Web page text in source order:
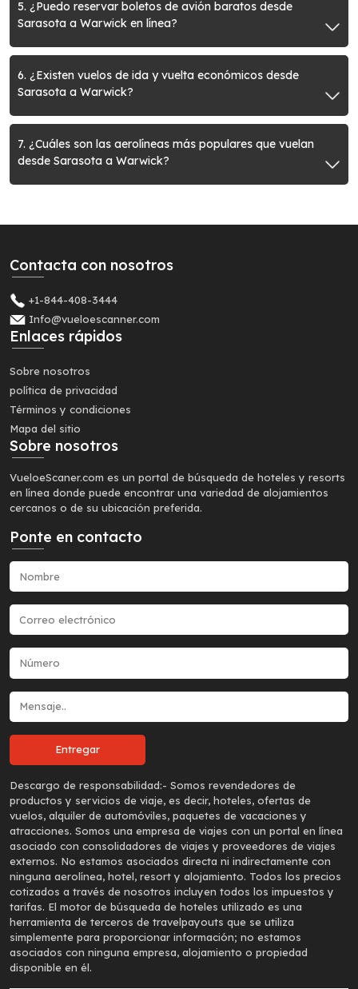
5. ¿Puedo reservar boletos de avión baratos desde
Sarasota a Warwick en línea?
6. ¿Existen vuelos de ida y vuelta económicos desde
Sarasota a Warwick?
7. ¿Cuáles son las aerolíneas más populares que vuelan
desde Sarasota a Warwick?
Contacta con nosotros
+1-844-408-3444
Info@vueloescanner.com
Enlaces rápidos
Sobre nosotros
política de privacidad
Términos y condiciones
Mapa del sitio
Sobre nosotros
VueloeScaner.com es un portal de búsqueda de hoteles y resorts
en línea donde puede encontrar una variedad de alojamientos
cercanos o de su ubicación preferida.
Ponte en contacto
Descargo de responsabilidad:- Somos revendedores de
productos y servicios de viaje, es decir, hoteles, ofertas de
vuelos, alquiler de automóviles, paquetes de vacaciones y
atracciones. Somos una empresa de viajes con un portal en línea
asociado con consolidadores de viajes y proveedores de viajes
externos. No estamos asociados directa ni indirectamente con
ninguna aerolínea, hotel, resort y alojamiento. Todos los precios
cotizados a través de nosotros incluyen todos los impuestos y
tarifas. El motor de búsqueda de hoteles utilizado es una
herramienta de terceros de travelpayouts que se utiliza
simplemente para proporcionar información; no estamos
asociados con ninguna empresa, alojamiento o propiedad
disponible en él.